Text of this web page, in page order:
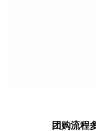
团购流程